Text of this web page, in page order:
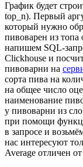
График будет
top_n). Первый
который нужно
пивоварен из топа
напишем SQL-
Clickhouse и
пивоварни на
сорта пива на
на общее число
наименование
у пивоварни из
при помощи
в запросе и
нас интересуют
Average отличен